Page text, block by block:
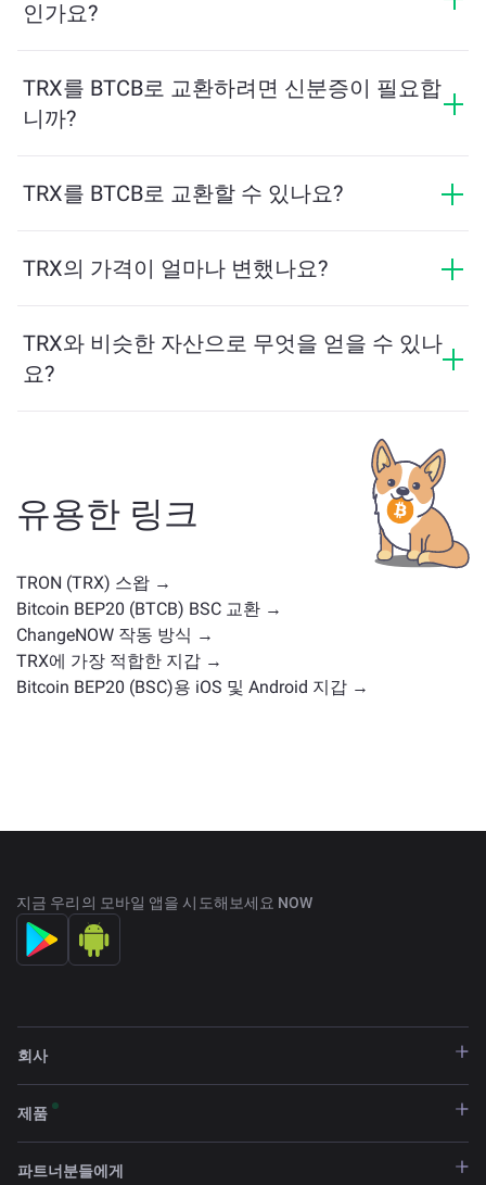
는 요금을 제공하며, 최종 금액은 거래를 확인하기 전에
표시됩니다.
인가요?
다. 플랫폼은 원활한 거래를 보장하기 위해 필요한 최소
금액을 자동으로 계산합니다. 그러나 대부분의 경우, 최
소 금액은 2달러 상당입니다.
TRX를 BTCB로 교환하려면 신분증이 필요합
니까?
프로세스가 빠르고 익명입니다. 그러나 ChangeNOW Pro
세요!
TRX를 BTCB로 교환할 수 있나요?
도 교환할 수 있습니다. 또한 ChangeNOW는 멀티체인 브
TRX의 가격이 얼마나 변했나요?
니다.
TRX와 비슷한 자산으로 무엇을 얻을 수 있나
요?
테이블코인, 유틸리티 토큰, 거버넌스 코인 또는 다른 유
형일 수 있습니다. 일반적인 대안으로는 유사한 사용 사
례나 시장 위치를 가진 다른 암호화폐가 포함됩니다.주
요 거래 페이지에서 교환 가능한 모든 자산을 확인하세
유용한 링크
TRON (TRX) 스왑 →
Bitcoin BEP20 (BTCB) BSC 교환 →
ChangeNOW 작동 방식 →
TRX에 가장 적합한 지갑 →
Bitcoin BEP20 (BSC)용 iOS 및 Android 지갑 →
지금 우리의 모바일 앱을 시도해보세요 NOW
회사
제품
파트너분들에게